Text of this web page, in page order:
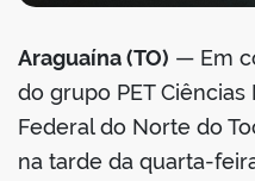
Araguaína (TO) — Em
do grupo PET
Federal do Norte do
na tarde da quarta-